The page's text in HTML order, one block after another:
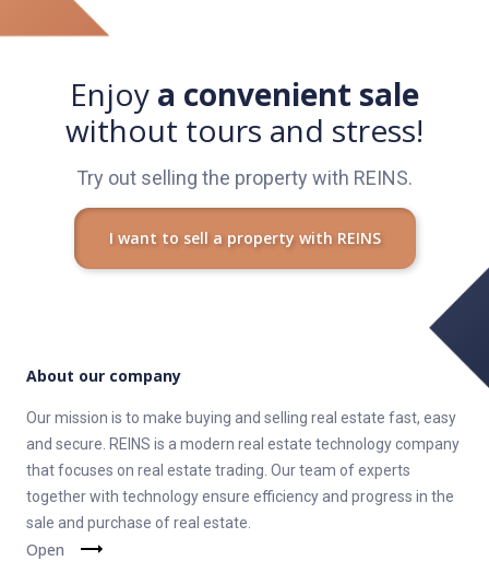
B-Hloubětín, V okolí se nachází hodně zelene a kompletní
občanská vybavenost jako základní škola, gymnázium,
přímo před domem, centrum černý most 2 stasnice metra.
Enjoy a convenient sale
without tours and stress!
Try out selling the property with REINS.
I want to sell a property with REINS
About our company
Our mission is to make buying and selling real estate fast, easy
and secure. REINS is a modern real estate technology company
that focuses on real estate trading. Our team of experts
together with technology ensure efficiency and progress in the
sale and purchase of real estate.
Open